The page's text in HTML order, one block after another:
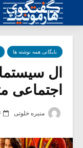
بایگانی همه نوشته ها
ال
اجتماعی
منیره خلوتی ۶